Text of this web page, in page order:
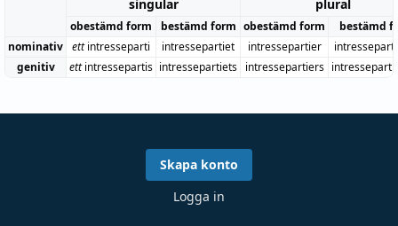
singular
plural
obestämd form bestämd form obestämd form
bestämd
nominativ ettintresseparti intressepartiet intressepartier
genitiv
ettintressepartis intressepartiets intressepartiers
Skapa konto
Logga in